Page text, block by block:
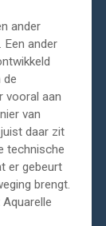
ander
Een ander
de
vooral aan
van
daar zit
technische
er gebeurt
brengt.